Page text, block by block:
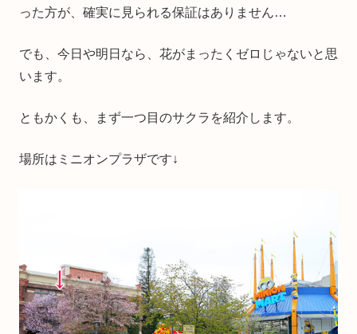
った方が、確実に見られる保証はありません…
でも、今日や明日なら、花がまったくゼロじゃないと思
います。
ともかくも、まず一つ目のサクラを紹介します。
場所はミニオンプラザです↓